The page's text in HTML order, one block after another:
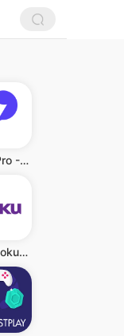
PDF Pro - Reader & Maker
The Roku App (Official)